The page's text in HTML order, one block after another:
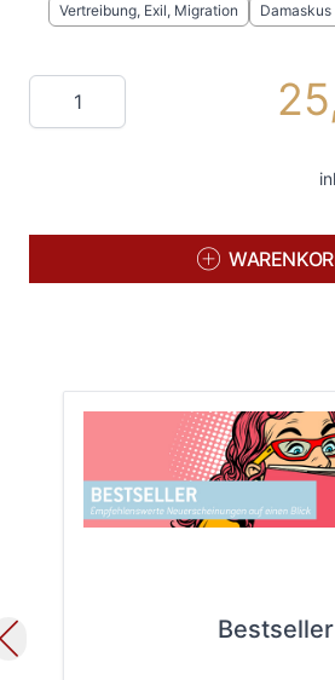
Vertreibung, Exil, Migration Damaskus
Menge
Bestseller